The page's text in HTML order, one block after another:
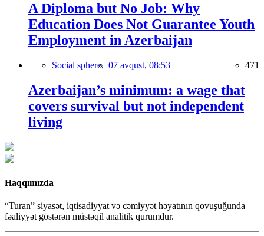
A Diploma but No Job: Why
Education Does Not Guarantee Youth
Employment in Azerbaijan
Social sphere, 07 avqust, 08:53 471
Azerbaijan’s minimum: a wage that
covers survival but not independent
living
Haqqımızda
“Turan” siyasət, iqtisadiyyat və cəmiyyət həyatının qovuşuğunda
fəaliyyət göstərən müstəqil analitik qurumdur.